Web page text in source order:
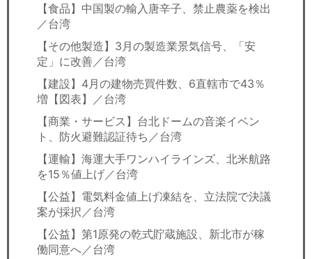
【食品】中国製の輸入唐辛子、禁止農薬を検出
／台湾
【その他製造】3月の製造業景気信号、「安
定」に改善／台湾
【建設】4月の建物売買件数、6直轄市で43％
増【図表】／台湾
【商業・サービス】台北ドームの音楽イベン
ト、防火避難認証待ち／台湾
【運輸】海運大手ワンハイラインズ、北米航路
を15％値上げ／台湾
【公益】電気料金値上げ凍結を、立法院で決議
案が採択／台湾
【公益】第1原発の乾式貯蔵施設、新北市が稼
働同意へ／台湾